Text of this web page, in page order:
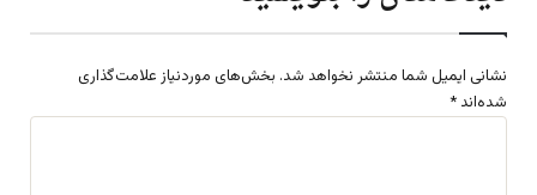
نشانی ایمیل شما منتشر نخواهد شد. بخش‌های موردنیاز علامت‌گذاری
شده‌اند *